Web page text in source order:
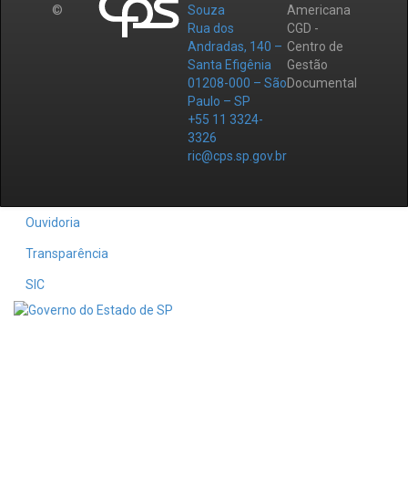
©
Souza
Rua dos
Andradas, 140 –
Santa Efigênia
01208-000 – São
Paulo – SP
+55 11 3324-
3326
ric@cps.sp.gov.br
Americana
CGD -
Centro de
Gestão
Documental
Ouvidoria
Transparência
SIC